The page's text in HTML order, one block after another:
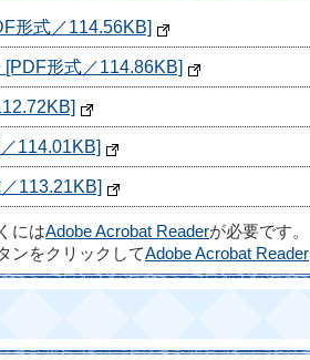
形式／114.56KB]
形式／114.86KB]
114.01KB]
113.21KB]
にはAdobe Acrobat Readerが必要です。
ンをクリックしてAdobe Acrobat Reader